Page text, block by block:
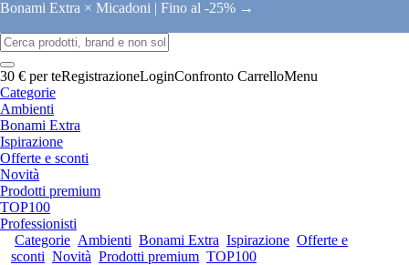
Bonami Extra × Micadoni | Fino al -25% →
30 € per teRegistrazioneLoginConfronto CarrelloMenu
Categorie
Ambienti
Bonami Extra
Ispirazione
Offerte e sconti
Novità
Prodotti premium
TOP100
Professionisti
Categorie Ambienti Bonami Extra Ispirazione Offerte e
sconti Novità Prodotti premium TOP100